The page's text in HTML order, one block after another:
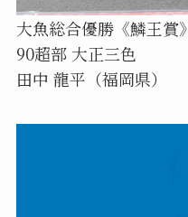
大魚総合優勝《鱗王賞》
90超部 大正三色
田中 龍平（福岡県）